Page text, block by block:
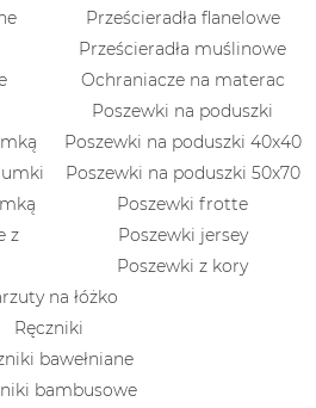
z
Prześcieradła flanelowe
Prześcieradła muślinowe
Ochraniacze na materac
Poszewki na poduszki
Poszewki na poduszki 40x40
Poszewki na poduszki 50x70
Poszewki frotte
Poszewki jersey
Poszewki z kory
na łóżko
Ręczniki
bawełniane
bambusowe